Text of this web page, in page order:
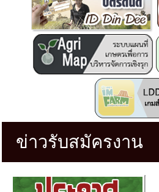
ข่าวรับสมัครงาน